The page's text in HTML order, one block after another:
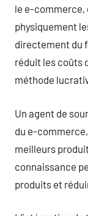
le e-commerce,
physiquement
directement du
réduit les coûts
méthode
Un agent de
du e-
meilleurs
connaissance
produits et